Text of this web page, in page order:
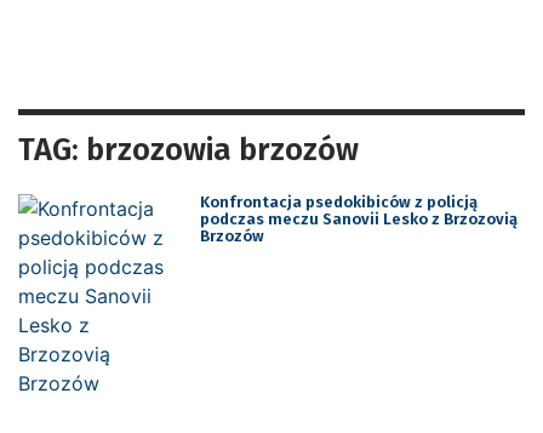
TAG: brzozowia brzozów
Konfrontacja psedokibiców z policją
podczas meczu Sanovii Lesko z Brzozovią
Brzozów